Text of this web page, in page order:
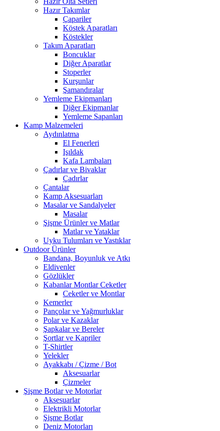
Hazır Takımlar
Çapariler
Köstek Aparatları
Köstekler
Takım Aparatları
Boncuklar
Diğer Aparatlar
Stoperler
Kurşunlar
Şamandıralar
Yemleme Ekipmanları
Diğer Ekipmanlar
Yemleme Sapanları
Kamp Malzemeleri
Aydınlatma
El Fenerleri
Işıldak
Kafa Lambaları
Çadırlar ve Bivaklar
Çadırlar
Çantalar
Kamp Aksesuarları
Masalar ve Sandalyeler
Masalar
Şişme Ürünler ve Matlar
Matlar ve Yataklar
Uyku Tulumları ve Yastıklar
Outdoor Ürünler
Bandana, Boyunluk ve Atkı
Eldivenler
Gözlükler
Kabanlar Montlar Ceketler
Ceketler ve Montlar
Kemerler
Pançolar ve Yağmurluklar
Polar ve Kazaklar
Şapkalar ve Bereler
Şortlar ve Kapriler
T-Shirtler
Yelekler
Ayakkabı / Çizme / Bot
Aksesuarlar
Çizmeler
Şişme Botlar ve Motorlar
Aksesuarlar
Elektrikli Motorlar
Şişme Botlar
Deniz Motorları